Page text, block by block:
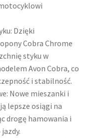
Dzięki
Cobra Chrome
styku w
Avon Cobra, co
i stabilność.
Nowe mieszanki i
lepsze osiągi na
drogę hamowania i